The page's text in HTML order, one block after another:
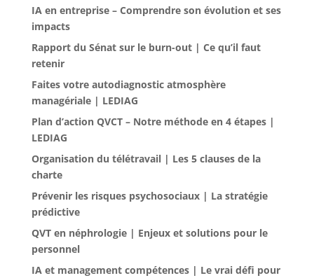
IA en entreprise – Comprendre son évolution et ses
impacts
Rapport du Sénat sur le burn-out | Ce qu’il faut
retenir
Faites votre autodiagnostic atmosphère
managériale | LEDIAG
Plan d’action QVCT – Notre méthode en 4 étapes |
LEDIAG
Organisation du télétravail | Les 5 clauses de la
charte
Prévenir les risques psychosociaux | La stratégie
prédictive
QVT en néphrologie | Enjeux et solutions pour le
personnel
IA et management compétences | Le vrai défi pour